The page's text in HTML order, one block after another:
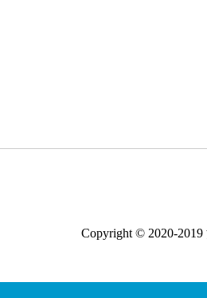
Copyright © 2020-